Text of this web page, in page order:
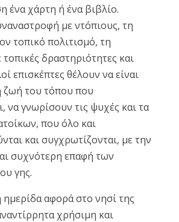
ένα χάρτη ή ένα βιβλίο.
με ντόπιους, τη
τοπικό πολιτισμό, τη
δραστηριότητες και
επισκέπτες θέλουν να είναι
ζωή του τόπου που
να γνωρίσουν τις ψυχές και τα
που όλο και
και συγχρωτίζονται, με την
συχνότερη επαφή των
γης.
αφορά στο νησί της
χρήσιμη και